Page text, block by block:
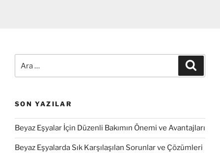
SON YAZILAR
Beyaz Eşyalar İçin Düzenli Bakımın Önemi ve Avantajları
Beyaz Eşyalarda Sık Karşılaşılan Sorunlar ve Çözümleri